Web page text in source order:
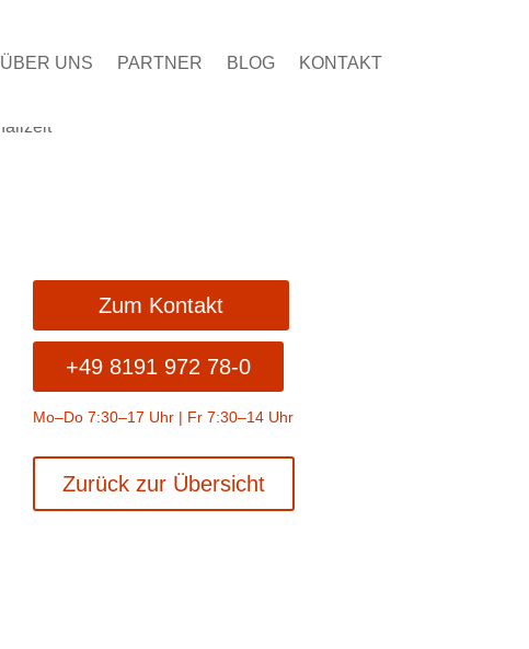
ÜBER UNS PARTNER BLOG KONTAKT
Zum Kontakt
+49 8191 972 78-0
Mo–Do 7:30–17 Uhr | Fr 7:30–14 Uhr
Zurück zur Übersicht